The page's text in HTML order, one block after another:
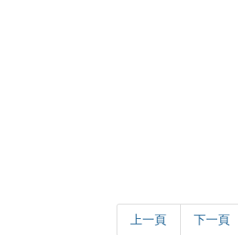
上一頁 下一頁